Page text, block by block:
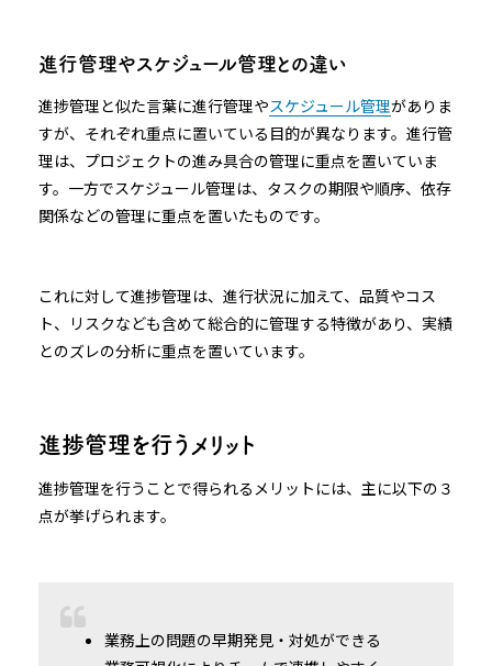
進行管理やスケジュール管理との違い
進捗管理と似た言葉に進行管理やスケジュール管理がありま
すが、それぞれ重点に置いている目的が異なります。進行管
理は、プロジェクトの進み具合の管理に重点を置いていま
す。一方でスケジュール管理は、タスクの期限や順序、依存
関係などの管理に重点を置いたものです。
これに対して進捗管理は、進行状況に加えて、品質やコス
ト、リスクなども含めて総合的に管理する特徴があり、実績
とのズレの分析に重点を置いています。
進捗管理を行うメリット
進捗管理を行うことで得られるメリットには、主に以下の３
点が挙げられます。
業務上の問題の早期発見・対処ができる